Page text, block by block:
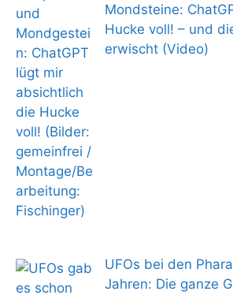
Mondsteine:
Hucke voll! – und
erwischt (Video)
UFOs bei den
Jahren: Die ganze